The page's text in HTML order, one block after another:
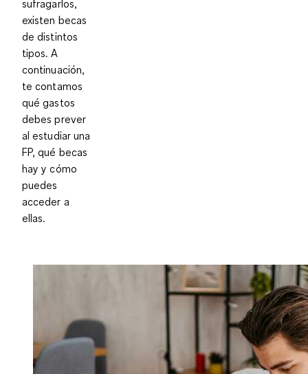
sufragarlos,
existen becas
de distintos
tipos. A
continuación,
te contamos
qué gastos
debes prever
al estudiar una
FP, qué becas
hay y cómo
puedes
acceder a
ellas.